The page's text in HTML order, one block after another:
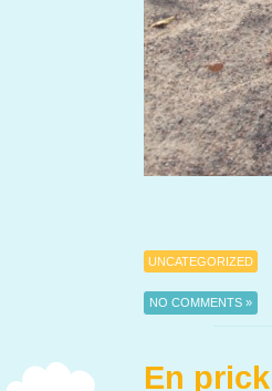
UNCATEGORIZED
NO COMMENTS »
En